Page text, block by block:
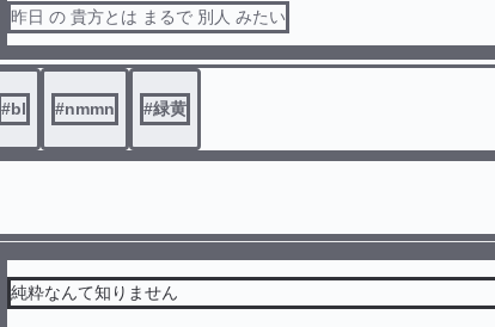
昨日 の 貴方とは まるで 別人 みたい
#bl #nmmn #緑黄
‪純粋なんて知りません